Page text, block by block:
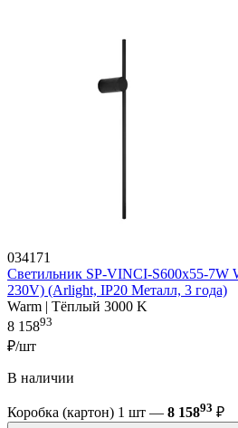
034171
Светильник SP-VINCI-S600x55-7W
230V) (Arlight, IP20 Металл, 3 года)
Warm | Тёплый 3000 K
8 15893
₽/шт
В наличии
Коробка (картон) 1 шт — 8 15893 ₽